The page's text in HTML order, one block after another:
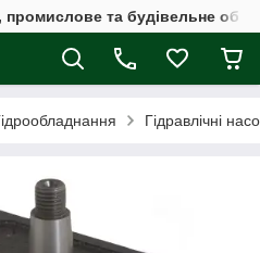
промислове та будівельне
Гідравлічні